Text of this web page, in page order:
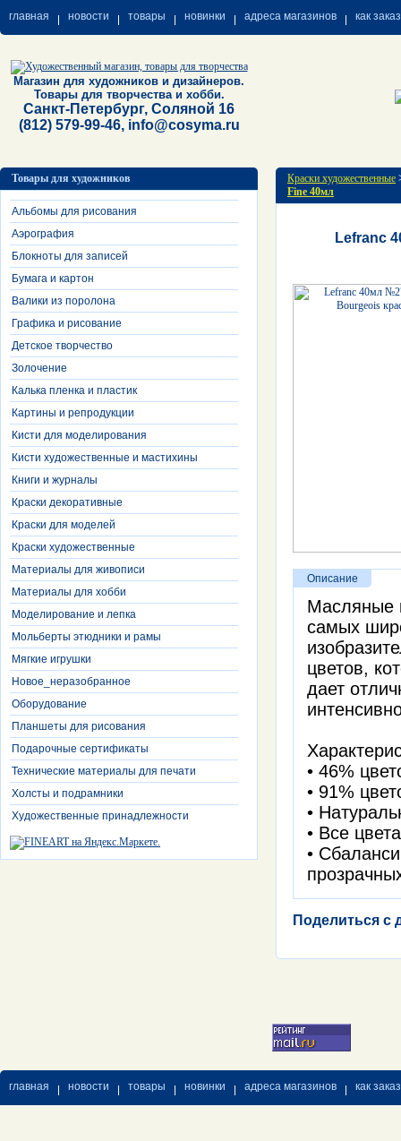
главная новости товары новинки адреса магазинов как
Магазин для художников и дизайнеров.
Товары для творчества и хобби.
Санкт-Петербург, Соляной 16
(812) 579-99-46, info@cosyma.ru
Товары для художников
Альбомы для рисования
Аэрография
Блокноты для записей
Бумага и картон
Валики из поролона
Графика и рисование
Детское творчество
Золочение
Калька пленка и пластик
Картины и репродукции
Кисти для моделирования
Кисти художественные и мастихины
Книги и журналы
Краски декоративные
Краски для моделей
Краски художественные
Материалы для живописи
Материалы для хобби
Моделирование и лепка
Мольберты этюдники и рамы
Мягкие игрушки
Новое_неразобранное
Оборудование
Планшеты для рисования
Подарочные сертификаты
Технические материалы для печати
Холсты и подрамники
Художественные принадлежности
Краски художественные
Fine 40мл
Lefranc
Описание
Масляные
самых
цветов,
дает
• 46%
• 91%
•
• Все
•
Поделиться с
главная новости товары новинки адреса магазинов как